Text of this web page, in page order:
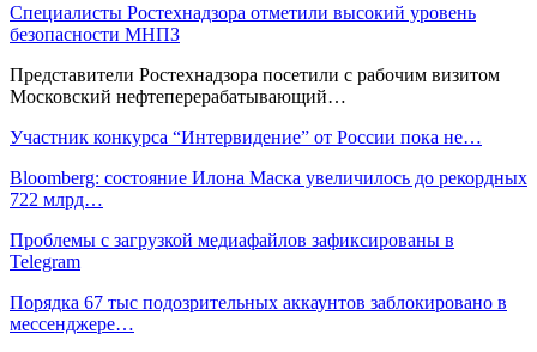
Специалисты Ростехнадзора отметили высокий уровень
безопасности МНПЗ
Представители Ростехнадзора посетили с рабочим визитом
Московский нефтеперерабатывающий…
Участник конкурса “Интервидение” от России пока не…
Bloomberg: состояние Илона Маска увеличилось до рекордных
722 млрд…
Проблемы с загрузкой медиафайлов зафиксированы в
Telegram
Порядка 67 тыс подозрительных аккаунтов заблокировано в
мессенджере…